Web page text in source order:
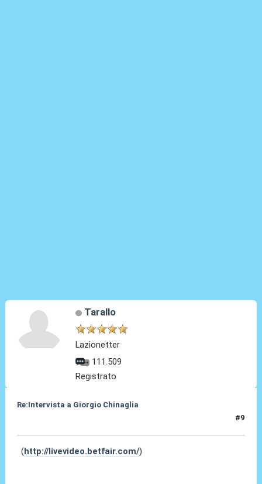
Tarallo
Lazionetter
111.509
Registrato
Re:Intervista a Giorgio Chinaglia
#9
(http://livevideo.betfair.com/)